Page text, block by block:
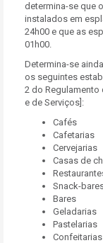
determina-se que
instalados em
24h00 e que as
01h00.
Determina-se
os seguintes
2 do Regulamento
e de Serviços]:
Cafés
Cafetarias
Cervejarias
Casas de
Snack-
Bares
Geladarias
Pastelarias
Confeitarias